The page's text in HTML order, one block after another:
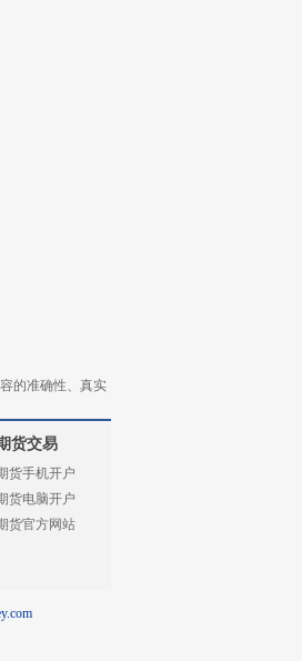
的准确性、真实
货交易
货手机开户
货电脑开户
货官方网站